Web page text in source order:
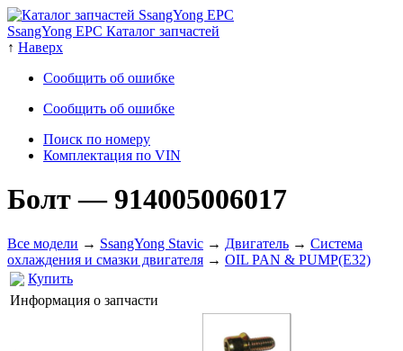
SsangYong EPC Каталог запчастей
↑ Наверх
Сообщить об ошибке
Сообщить об ошибке
Поиск по номеру
Комплектация по VIN
Болт— 914005006017
Все модели → SsangYong Stavic → Двигатель → Система
охлаждения и смазки двигателя → OIL PAN & PUMP(E32)
Купить
Информация о запчасти